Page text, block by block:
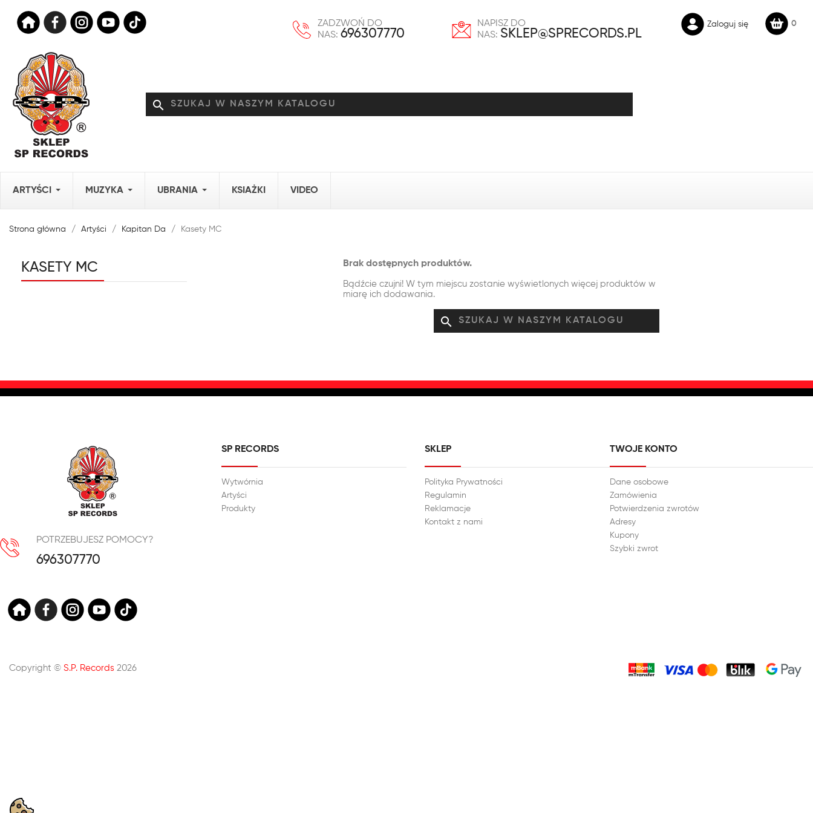
ZADZWOŃ DO
NAS: 696307770
NAPISZ DO
NAS: SKLEP@SPRECORDS.PL
Zaloguj się 0
search
ARTYŚCI MUZYKA UBRANIA KSIAŻKI VIDEO
Strona główna Artyści Kapitan Da Kasety MC
KASETY MC Brak dostępnych produktów.
Bądźcie czujni! W tym miejscu zostanie wyświetlonych więcej produktów w
miarę ich dodawania.
search
POTRZEBUJESZ POMOCY?
696307770
SP RECORDS
Wytwórnia
Artyści
Produkty
SKLEP
Polityka Prywatności
Regulamin
Reklamacje
Kontakt z nami
TWOJE KONTO
Dane osobowe
Zamówienia
Potwierdzenia zwrotów
Adresy
Kupony
Szybki zwrot
Copyright © S.P. Records 2026